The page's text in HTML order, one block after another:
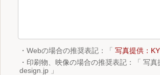
・Webの場合の推奨表記：「 写真提供：
・印刷物、映像の場合の推奨表記：「 写
design.jp 」